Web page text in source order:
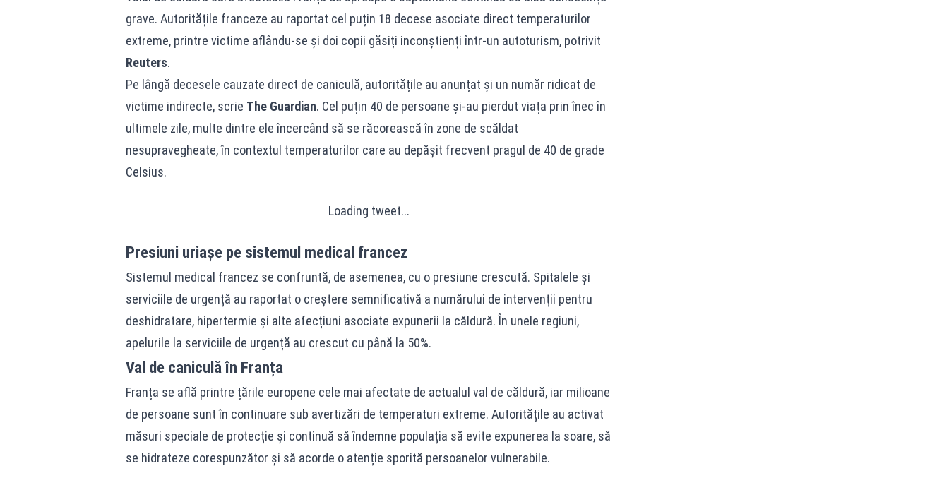
grave. Autoritățile franceze au raportat cel puțin 18 decese asociate direct temperaturilor
extreme, printre victime aflându-se și doi copii găsiți inconștienți într-un autoturism, potrivit
Reuters.
Pe lângă decesele cauzate direct de caniculă, autoritățile au anunțat și un număr ridicat de
victime indirecte, scrie The Guardian. Cel puțin 40 de persoane și-au pierdut viața prin înec în
ultimele zile, multe dintre ele încercând să se răcorească în zone de scăldat
nesupravegheate, în contextul temperaturilor care au depășit frecvent pragul de 40 de grade
Celsius.
Loading tweet...
Presiuni uriașe pe sistemul medical francez
Sistemul medical francez se confruntă, de asemenea, cu o presiune crescută. Spitalele și
serviciile de urgență au raportat o creștere semnificativă a numărului de intervenții pentru
deshidratare, hipertermie și alte afecțiuni asociate expunerii la căldură. În unele regiuni,
apelurile la serviciile de urgență au crescut cu până la 50%.
Val de caniculă în Franța
Franța se află printre țările europene cele mai afectate de actualul val de căldură, iar milioane
de persoane sunt în continuare sub avertizări de temperaturi extreme. Autoritățile au activat
măsuri speciale de protecție și continuă să îndemne populația să evite expunerea la soare, să
se hidrateze corespunzător și să acorde o atenție sporită persoanelor vulnerabile.